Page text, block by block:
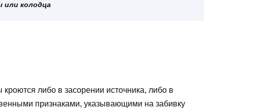
или колодца
кроются либо в засорении источника, либо в
признаками, указывающими на забивку